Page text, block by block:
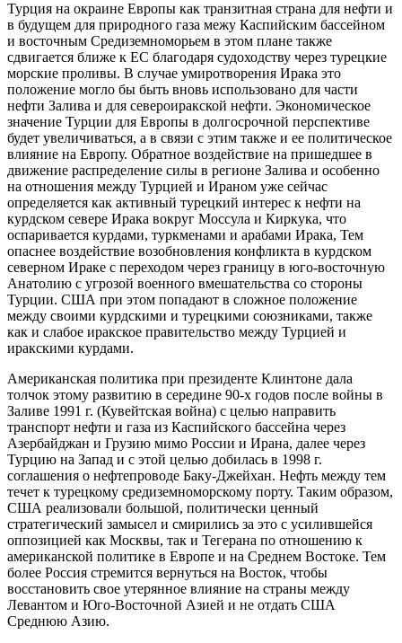
Турция на окраине Европы как транзитная страна для нефти и
в будущем для природного газа межу Каспийским бассейном
и восточным Средиземноморьем в этом плане также
сдвигается ближе к ЕС благодаря судоходству через турецкие
морские проливы. В случае умиротворения Ирака это
положение могло бы быть вновь использовано для части
нефти Залива и для североиракской нефти. Экономическое
значение Турции для Европы в долгосрочной перспективе
будет увеличиваться, а в связи с этим также и ее политическое
влияние на Европу. Обратное воздействие на пришедшее в
движение распределение силы в регионе Залива и особенно
на отношения между Турцией и Ираном уже сейчас
определяется как активный турецкий интерес к нефти на
курдском севере Ирака вокруг Моссула и Киркука, что
оспаривается курдами, туркменами и арабами Ирака, Тем
опаснее воздействие возобновления конфликта в курдском
северном Ираке с переходом через границу в юго-восточную
Анатолию с угрозой военного вмешательства со стороны
Турции. США при этом попадают в сложное положение
между своими курдскими и турецкими союзниками, также
как и слабое иракское правительство между Турцией и
иракскими курдами.
Американская политика при президенте Клинтоне дала
толчок этому развитию в середине 90-х годов после войны в
Заливе 1991 г. (Кувейтская война) с целью направить
транспорт нефти и газа из Каспийского бассейна через
Азербайджан и Грузию мимо России и Ирана, далее через
Турцию на Запад и с этой целью добилась в 1998 г.
соглашения о нефтепроводе Баку-Джейхан. Нефть между тем
течет к турецкому средиземноморскому порту. Таким образом,
США реализовали большой, политически ценный
стратегический замысел и смирились за это с усилившейся
оппозицией как Москвы, так и Тегерана по отношению к
американской политике в Европе и на Среднем Востоке. Тем
более Россия стремится вернуться на Восток, чтобы
восстановить свое утерянное влияние на страны между
Левантом и Юго-Восточной Азией и не отдать США
Среднюю Азию.